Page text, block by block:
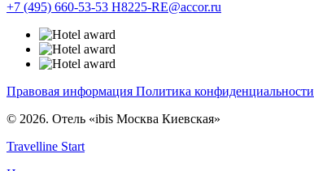
+7 (495) 660-53-53 H8225-RE@accor.ru
Правовая информация Политика конфиденциальности
© 2026. Отель «ibis Москва Киевская»
Travelline Start